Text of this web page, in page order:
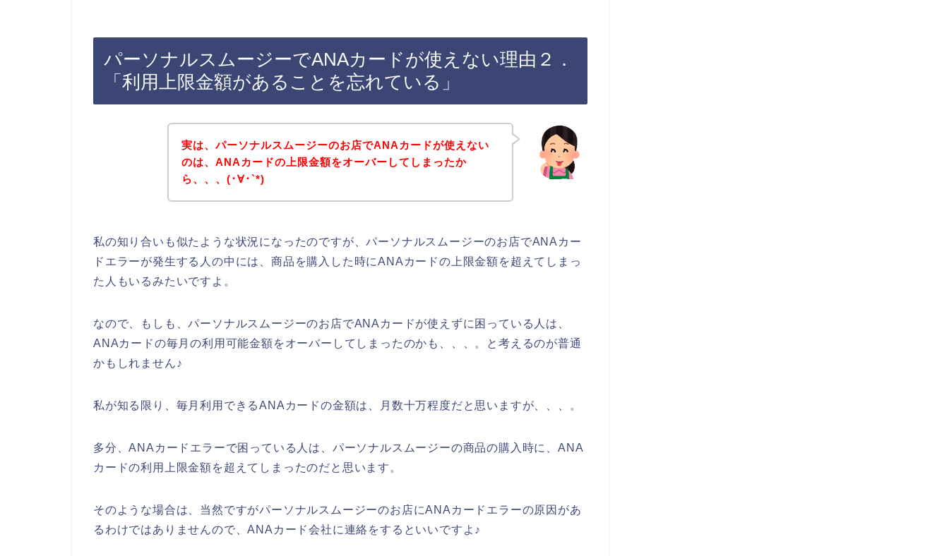
パーソナルスムージーでANAカードが使えない理由２．
「利用上限金額があることを忘れている」
実は、パーソナルスムージーのお店でANAカードが使えない
のは、ANAカードの上限金額をオーバーしてしまったか
ら、、、(･∀･`*)
私の知り合いも似たような状況になったのですが、パーソナルスムージーのお店でANAカー
ドエラーが発生する人の中には、商品を購入した時にANAカードの上限金額を超えてしまっ
た人もいるみたいですよ。
なので、もしも、パーソナルスムージーのお店でANAカードが使えずに困っている人は、
ANAカードの毎月の利用可能金額をオーバーしてしまったのかも、、、。と考えるのが普通
かもしれません♪
私が知る限り、毎月利用できるANAカードの金額は、月数十万程度だと思いますが、、、。
多分、ANAカードエラーで困っている人は、パーソナルスムージーの商品の購入時に、ANA
カードの利用上限金額を超えてしまったのだと思います。
そのような場合は、当然ですがパーソナルスムージーのお店にANAカードエラーの原因があ
るわけではありませんので、ANAカード会社に連絡をするといいですよ♪